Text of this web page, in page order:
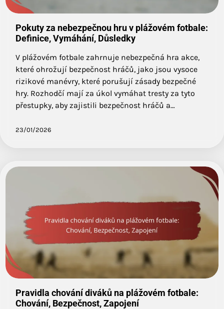
Pokuty za nebezpečnou hru v plážovém fotbale:
Definice, Vymáhání, Důsledky
V plážovém fotbale zahrnuje nebezpečná hra akce,
které ohrožují bezpečnost hráčů, jako jsou vysoce
rizikové manévry, které porušují zásady bezpečné
hry. Rozhodčí mají za úkol vymáhat tresty za tyto
přestupky, aby zajistili bezpečnost hráčů a…
23/01/2026
Pravidla chování diváků na plážovém fotbale:
Chování, Bezpečnost, Zapojení